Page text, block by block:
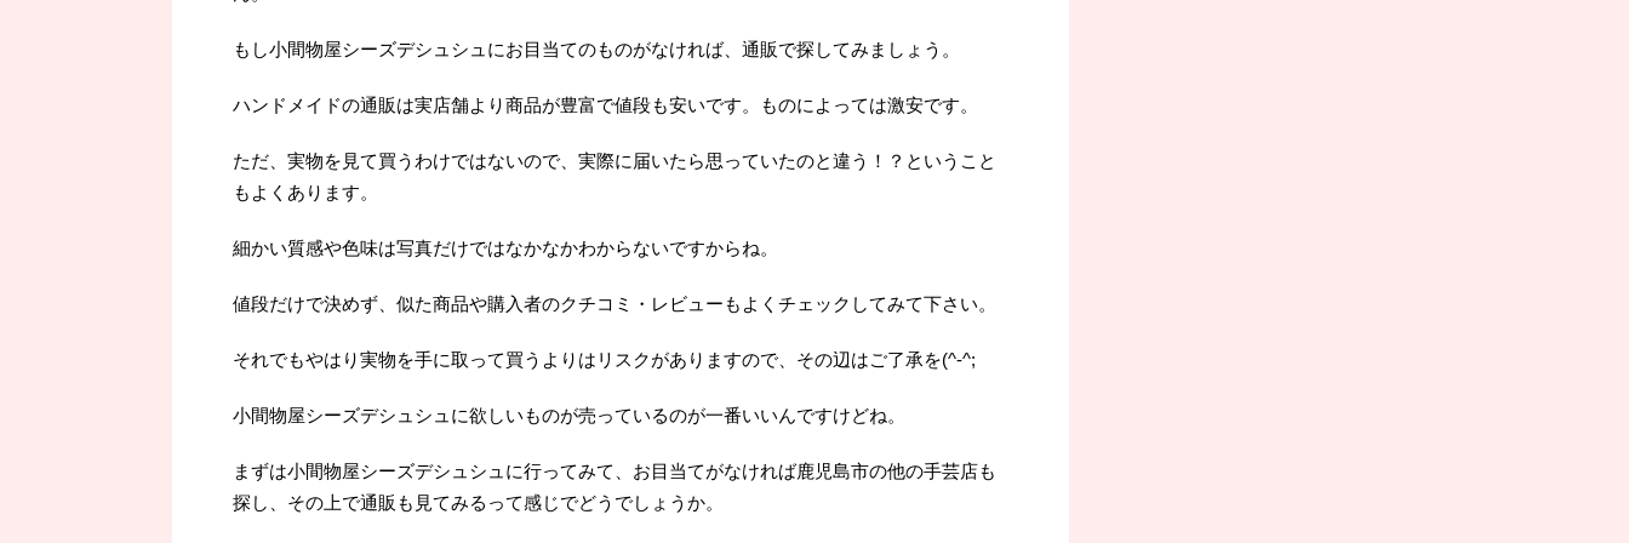
もし小間物屋シーズデシュシュにお目当てのものがなければ、通販で探してみましょう。
ハンドメイドの通販は実店舗より商品が豊富で値段も安いです。ものによっては激安です。
ただ、実物を見て買うわけではないので、実際に届いたら思っていたのと違う！？ということ
もよくあります。
細かい質感や色味は写真だけではなかなかわからないですからね。
値段だけで決めず、似た商品や購入者のクチコミ・レビューもよくチェックしてみて下さい。
それでもやはり実物を手に取って買うよりはリスクがありますので、その辺はご了承を(^-^;
小間物屋シーズデシュシュに欲しいものが売っているのが一番いいんですけどね。
まずは小間物屋シーズデシュシュに行ってみて、お目当てがなければ鹿児島市の他の手芸店も
探し、その上で通販も見てみるって感じでどうでしょうか。